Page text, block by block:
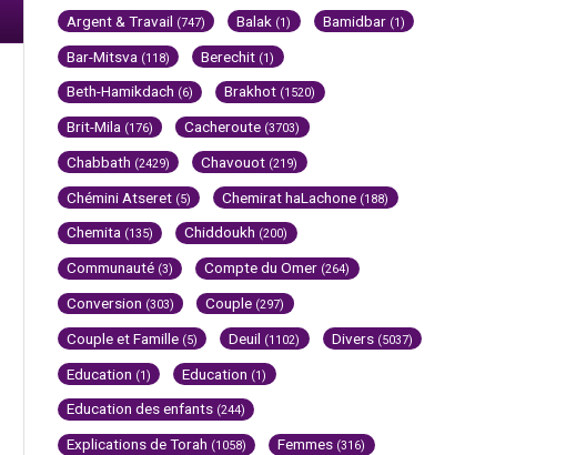
Argent & Travail (747) Balak (1) Bamidbar (1)
Bar-Mitsva (118) Berechit (1)
Beth-Hamikdach (6) Brakhot (1520)
Brit-Mila (176) Cacheroute (3703)
Chabbath (2429) Chavouot (219)
Chémini Atseret (5) Chemirat haLachone (188)
Chemita (135) Chiddoukh (200)
Communauté (3) Compte du Omer (264)
Conversion (303) Couple (297)
Couple et Famille (5) Deuil (1102) Divers (5037)
Education (1) Education (1)
Education des enfants (244)
Explications de Torah (1058) Femmes (316)